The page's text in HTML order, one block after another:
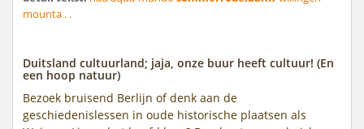
mounta . .
Duitsland cultuurland; jaja, onze buur heeft cultuur! (En
een hoop natuur)
Bezoek bruisend Berlijn of denk aan de
geschiedenislessen in oude historische plaatsen als